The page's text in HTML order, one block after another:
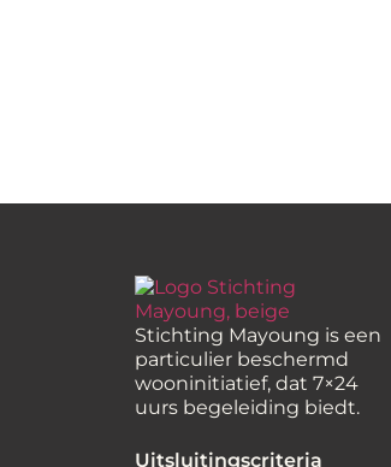
Stichting Mayoung is een
particulier beschermd
wooninitiatief, dat 7×24
uurs begeleiding biedt.
Uitsluitingscriteria